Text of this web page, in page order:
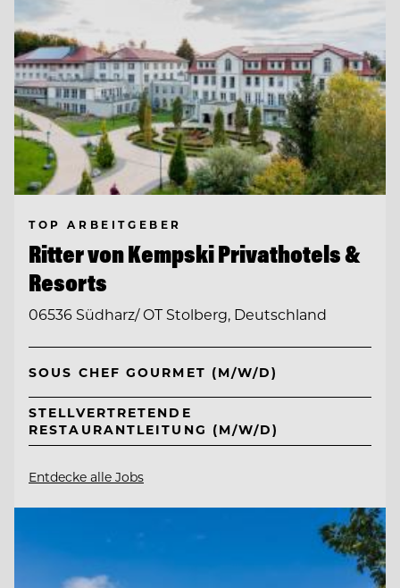
TOP ARBEITGEBER
Ritter von Kempski Privathotels &
Resorts
06536 Südharz/ OT Stolberg, Deutschland
SOUS CHEF GOURMET (M/W/D)
STELLVERTRETENDE
RESTAURANTLEITUNG (M/W/D)
Entdecke alle Jobs